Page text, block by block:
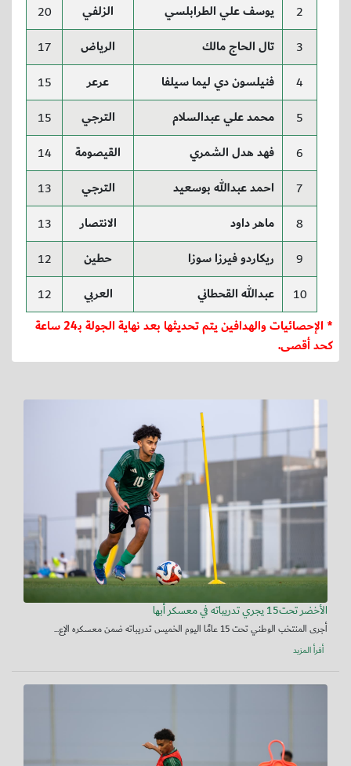
2
يوسف علي الطرابلسي الزلفي
20
3
تال الحاج مالك الرياض
17
4
فنيلسون دي ليما سيلفا عرعر
15
5
محمد علي عبدالسلام الترجي
15
6
فهد هدل الشمري القيصومة
14
7
احمد عبدالله بوسعيد الترجي
13
8
ماهر داود الانتصار
13
9
ريكاردو فيرزا سوزا حطين
12
10
عبدالله القحطاني العربي 12
* الإحصائيات والهدافين يتم تحديثها بعد نهاية الجولة بـ24 ساعة
كحد أقصى.
الأخضر تحت15 يجري تدريباته في معسكر أبها
أجرى المنتخب الوطني تحت 15 عامًا اليوم الخميس تدريباته ضمن معسكره الإع...
أقرأ المزيد